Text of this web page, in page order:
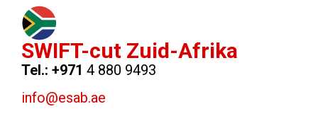
SWIFT-cut Zuid-Afrika
Tel.: +971 4 880 9493
info@esab.ae